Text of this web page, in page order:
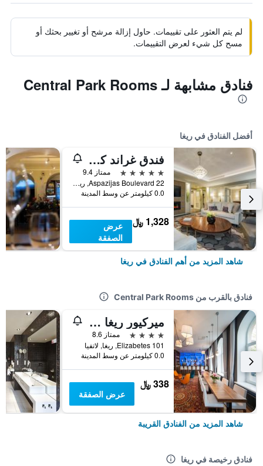
لم يتم العثور على تقييمات. حاول إزالة مرشح أو تغيير بحثك أو
مسح كل شيء لعرض التقييمات.
فنادق مشابهة لـ Central Park Rooms
أفضل الفنادق في ريغا
فندق غراند كمبينسكي ريغا
5 نجوم
ممتاز 9.4
Aspazijas Boulevard 22, ريغا, لاتفيا
0.0 كيلومتر عن وسط المدينة
1,328 ﷼
عرض
الصفقة
شاهد المزيد من أهم الفنادق في ريغا
فنادق بالقرب من Central Park Rooms
ميركيور ريغا سنتر
4 نجوم
ممتاز 8.6
Elizabetes 101, ريغا, لاتفيا
0.0 كيلومتر عن وسط المدينة
338 ﷼
عرض الصفقة
شاهد المزيد من الفنادق القريبة
فنادق رخيصة في ريغا